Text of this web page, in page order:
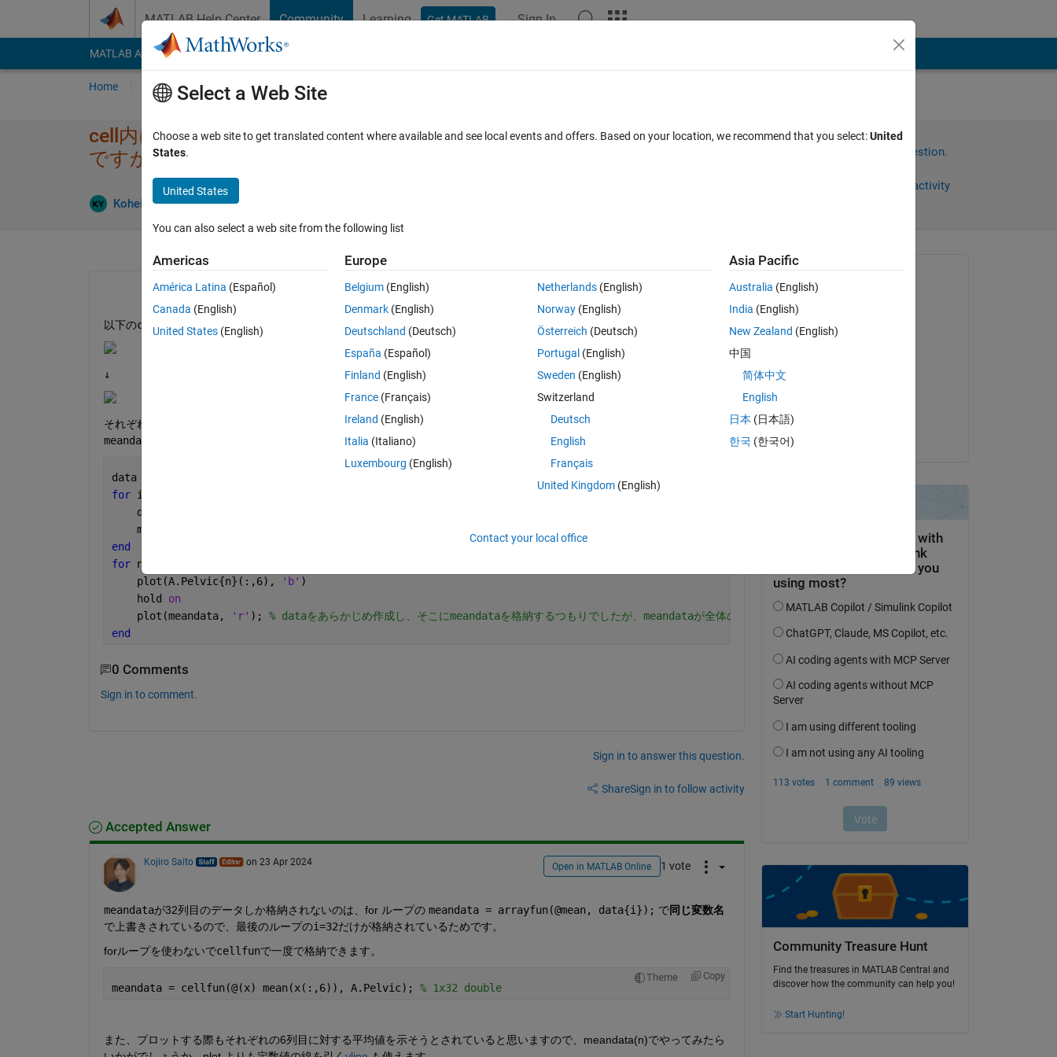
MATLAB Help Center Community Learning Get MATLAB Sign In
MATLAB Answers File Exchange Cody
Home Ask Answer Browse MATLAB FAQs
cell内に格納され​た時系列データの平均​値を算出するにはどう​すればいい
ですか？
Kohei Yoshino 22 Apr 2024
Sign in to answer this question.
Sign in to follow activity
Open in MATLAB Online
以下のcellデータの時系列の平均を算出したいと考えています。
↓
それぞれのcellに格納された変数のうち(:,6)の列を32個抽出して行平均を出したいと考え以下のコードを作成しましたが、
meandataが32列目のデータしか格納されません。いい方法はありませんでしょうか？
data = cell(1, length(A.Pelvic))
for i = 1:length(A.Pelvic)
    data{i} = A.Pelvic{i}(:,6);
    meandata = arrayfun(@mean, data{i});
end
for n = 1:length(A.Pelvic);
    plot(A.Pelvic{n}(:,6),
'b' )
    hold
on
    plot(meandata,
'r' ); % dataをあらかじめ作成し、そこにmeandataを格納するつもりでしたが、meandataが全体の平均ではなくA.Pelvicの最後の列のみが反映されており平均で
end
0 Comments
Sign in to comment.
Sign in to answer this question.
ShareSign in to follow activity
Accepted Answer
Kojiro Saito on 23 Apr 2024 Open in MATLAB Online 1 vote
meandataが32列目のデータしか格納されないのは、for ループの meandata = arrayfun(@mean, data{i}); で同じ変数名
で上書きされているので、最後のループのi=32だけが格納されているためです。
forループを使わないでcellfunで一度で格納できます。
Theme Copy
meandata = cellfun(@(x) mean(x(:,6)), A.Pelvic); % 1x32 double
また、プロットする際もそれぞれの6列目に対する平均値を示そうとされていると思いますので、meandata(n)でやってみたら
on 22 Apr 2024
Accepted:
Community Treasure Hunt
Find the treasures in MATLAB Central and
discover how the community can help you!
Start Hunting!
Select a Web Site
Choose a web site to get translated content where available and see local events and offers. Based on your location, we recommend that you select:United
States.
United States
You can also select a web site from the following list
Americas
América Latina (Español)
Canada (English)
United States (English)
Europe
Belgium (English)
Denmark (English)
Deutschland (Deutsch)
España (Español)
Finland (English)
France (Français)
Ireland (English)
Italia (Italiano)
Luxembourg (English)
Netherlands(English)
Norway(English)
Österreich (Deutsch)
Portugal (English)
Sweden (English)
Switzerland
Deutsch
English
Français
United Kingdom(English)
Asia Pacific
Australia (English)
India (English)
New Zealand (English)
中国
简体中文
English
日本 (日本語)
한국 (한국어)
Contact your local office